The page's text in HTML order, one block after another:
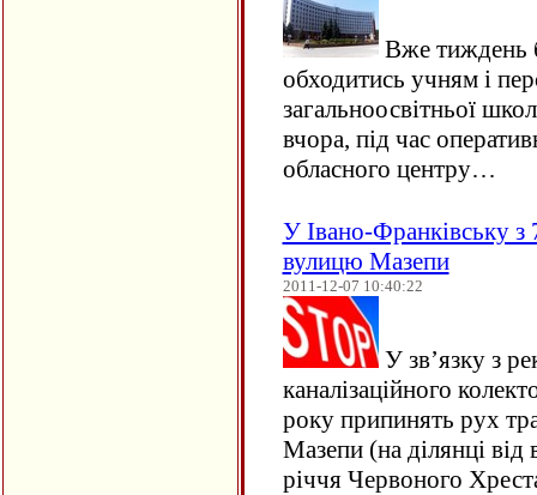
Вже тиждень
обходитись учням і
загальноосвітньої
вчора, під час
обласного центру…
У Івано-Франківську
вулицю Мазепи
2011-12-07 10:40:22
У зв’язку з
каналізаційного
року припинять рух
Мазепи (на ділянці
річчя Червоного